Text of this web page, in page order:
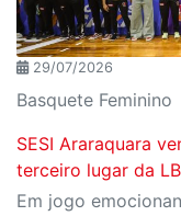
29/07/2026
Basquete Feminino
SESI Araraquara
terceiro lugar da